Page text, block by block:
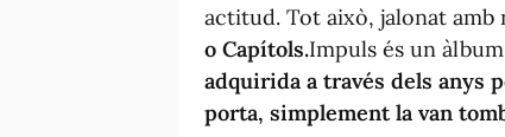
actitud. Tot això, jalonat
o Capítols.Impuls és un
adquirida a través dels anys
porta, simplement la van